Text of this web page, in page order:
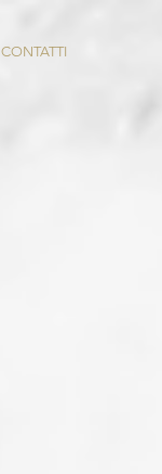
CONTATTI